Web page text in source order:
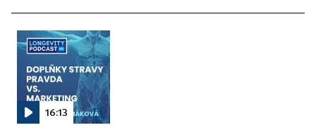
16:13